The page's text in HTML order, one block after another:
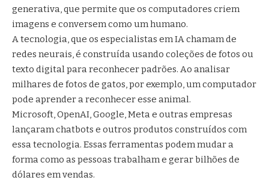
generativa, que permite que os computadores criem
imagens e conversem como um humano.
A tecnologia, que os especialistas em IA chamam de
redes neurais, é construída usando coleções de fotos ou
texto digital para reconhecer padrões. Ao analisar
milhares de fotos de gatos, por exemplo, um computador
pode aprender a reconhecer esse animal.
Microsoft, OpenAI, Google, Meta e outras empresas
lançaram chatbots e outros produtos construídos com
essa tecnologia. Essas ferramentas podem mudar a
forma como as pessoas trabalham e gerar bilhões de
dólares em vendas.